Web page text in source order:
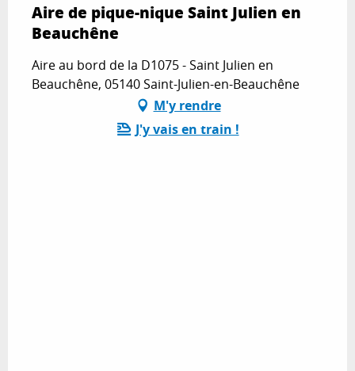
Aire de pique-nique Saint Julien en
Beauchêne
Aire au bord de la D1075 - Saint Julien en
Beauchêne, 05140 Saint-Julien-en-Beauchêne
M'y rendre
J'y vais en train !